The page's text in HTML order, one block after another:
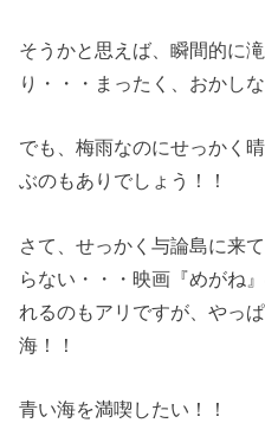
そうかと思えば、瞬間的に
り・・・まったく、おかし
でも、梅雨なのにせっかく
ぶのもありでしょう！！
さて、せっかく与論島に来
らない・・・映画『めがね
れるのもアリですが、やっ
海！！
青い海を満喫したい！！